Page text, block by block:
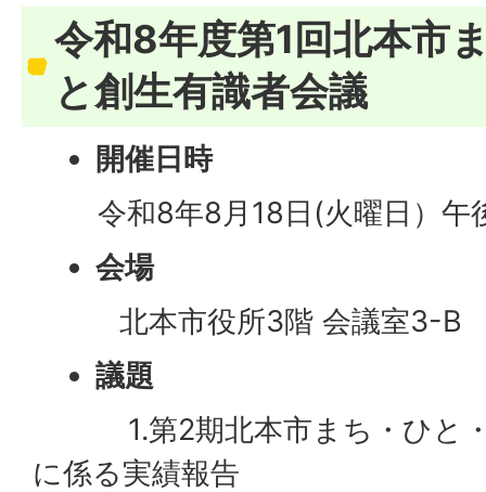
令和8年度第1回北本市
と創生有識者会議
開催日時
令和8年8月18日(火曜日）午
会場
北本市役所3階 会議室3-B
議題
1.第2期北本市まち・ひと・
に係る実績報告